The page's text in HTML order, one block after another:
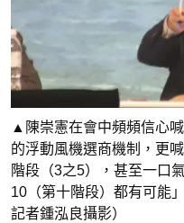
▲陳崇憲在會中頻頻信心
的浮動風機選商機制，更
階段（3之5），甚至一口
10（第十階段）都有可能
記者鍾泓良攝影）